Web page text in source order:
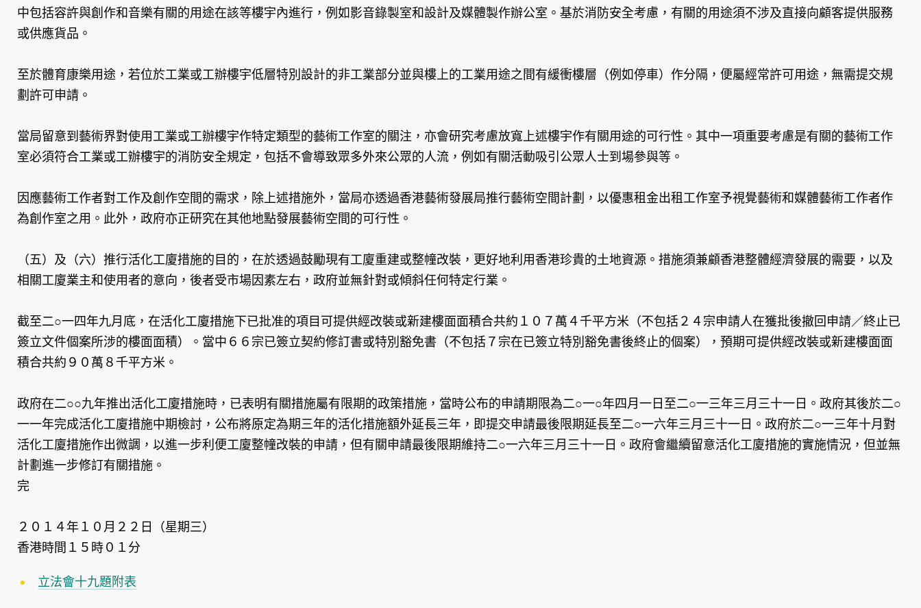
中包括容許與創作和音樂有關的用途在該等樓宇內進行，例如影音錄製室和設計及媒體製作辦公室。基於消防安全考慮，有關的用途須不涉及直接向顧客提供服務
或供應貨品。
至於體育康樂用途，若位於工業或工辦樓宇低層特別設計的非工業部分並與樓上的工業用途之間有緩衝樓層（例如停車）作分隔，便屬經常許可用途，無需提交規
劃許可申請。
當局留意到藝術界對使用工業或工辦樓宇作特定類型的藝術工作室的關注，亦會研究考慮放寬上述樓宇作有關用途的可行性。其中一項重要考慮是有關的藝術工作
室必須符合工業或工辦樓宇的消防安全規定，包括不會導致眾多外來公眾的人流，例如有關活動吸引公眾人士到場參與等。
因應藝術工作者對工作及創作空間的需求，除上述措施外，當局亦透過香港藝術發展局推行藝術空間計劃，以優惠租金出租工作室予視覺藝術和媒體藝術工作者作
為創作室之用。此外，政府亦正研究在其他地點發展藝術空間的可行性。
（五）及（六）推行活化工廈措施的目的，在於透過鼓勵現有工廈重建或整幢改裝，更好地利用香港珍貴的土地資源。措施須兼顧香港整體經濟發展的需要，以及
相關工廈業主和使用者的意向，後者受市場因素左右，政府並無針對或傾斜任何特定行業。
截至二○一四年九月底，在活化工廈措施下已批准的項目可提供經改裝或新建樓面面積合共約１０７萬４千平方米（不包括２４宗申請人在獲批後撤回申請／終止已
簽立文件個案所涉的樓面面積）。當中６６宗已簽立契約修訂書或特別豁免書（不包括７宗在已簽立特別豁免書後終止的個案），預期可提供經改裝或新建樓面面
積合共約９０萬８千平方米。
政府在二○○九年推出活化工廈措施時，已表明有關措施屬有限期的政策措施，當時公布的申請期限為二○一○年四月一日至二○一三年三月三十一日。政府其後於二○
一一年完成活化工廈措施中期檢討，公布將原定為期三年的活化措施額外延長三年，即提交申請最後限期延長至二○一六年三月三十一日。政府於二○一三年十月對
活化工廈措施作出微調，以進一步利便工廈整幢改裝的申請，但有關申請最後限期維持二○一六年三月三十一日。政府會繼續留意活化工廈措施的實施情況，但並無
計劃進一步修訂有關措施。
完
２０１４年１０月２２日（星期三）
香港時間１５時０１分
立法會十九題附表